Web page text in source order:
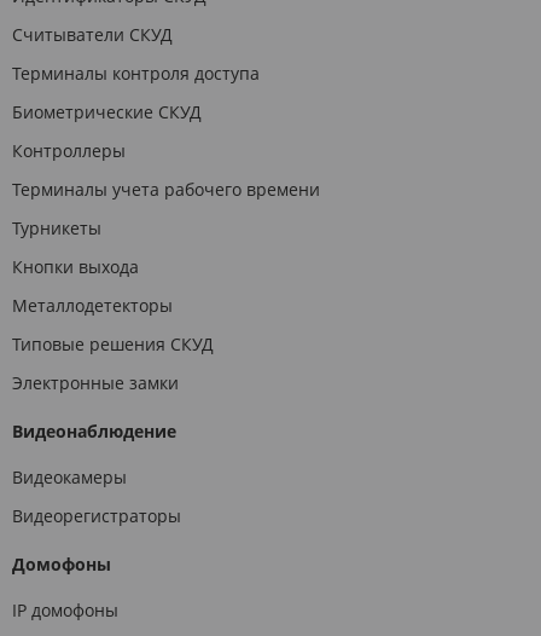
Считыватели СКУД
Терминалы контроля доступа
Биометрические СКУД
Контроллеры
Терминалы учета рабочего времени
Турникеты
Кнопки выхода
Металлодетекторы
Типовые решения СКУД
Электронные замки
Видеонаблюдение
Видеокамеры
Видеорегистраторы
Домофоны
IP домофоны